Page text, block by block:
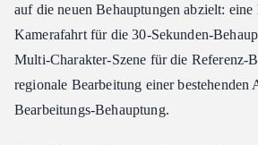
auf die neuen Behauptungen abzielt:
Kamerafahrt für die 30-Sekunden-
Multi-Charakter-Szene für die Referenz-
regionale Bearbeitung einer bestehenden
Bearbeitungs-Behauptung.